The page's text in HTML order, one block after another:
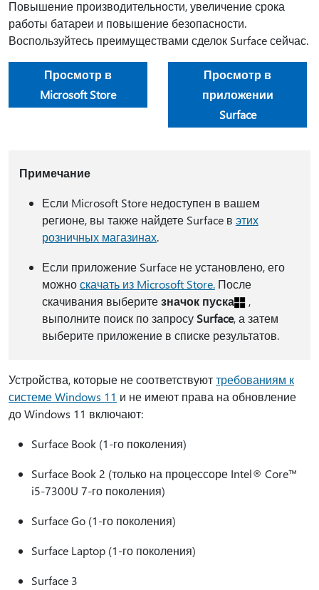
Повышение производительности, увеличение срока
работы батареи и повышение безопасности.
Воспользуйтесь преимуществами сделок Surface сейчас.
Просмотр в
Microsoft Store
Просмотр в
приложении
Surface
Примечание
Если Microsoft Store недоступен в вашем
регионе, вы также найдете Surface в этих
розничных магазинах.
Если приложение Surface не установлено, его
можноскачать из Microsoft Store.После
скачивания выберитезначок пуска
,
выполните поиск по запросу Surface, а затем
выберите приложение в списке результатов.
Устройства, которые не соответствуюттребованиям к
системе Windows 11 и не имеют права на обновление
до Windows 11 включают:
Surface Book (1-го поколения)
Surface Book 2 (только на процессоре Intel® Core™
i5-7300U 7-го поколения)
Surface Go (1-го поколения)
Surface Laptop (1-го поколения)
Surface 3